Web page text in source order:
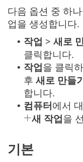
다음 옵션 중 하
업을 생성합니다.
• 작업 > 새로
클릭합니다.
• 작업을 클릭
후 새로 만들
합니다.
• 컴퓨터에서
새 작업을
기본